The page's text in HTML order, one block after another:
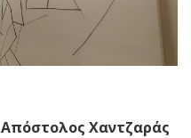
Απόστολος Χαντζαράς